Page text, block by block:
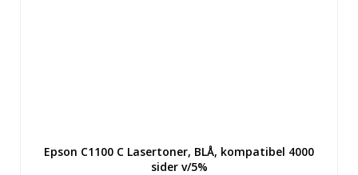
Epson C1100 C Lasertoner, BLÅ, kompatibel 4000
sider v/5%